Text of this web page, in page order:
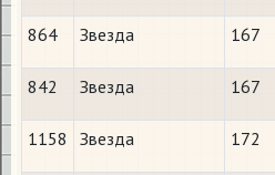
864 Звезда 167
842 Звезда 167
1158 Звезда 172